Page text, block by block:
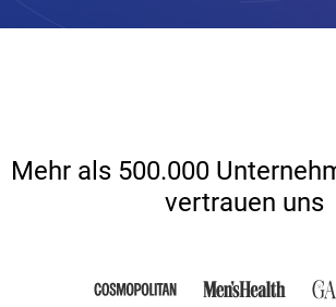
Mehr als 500.000
vertrauen uns